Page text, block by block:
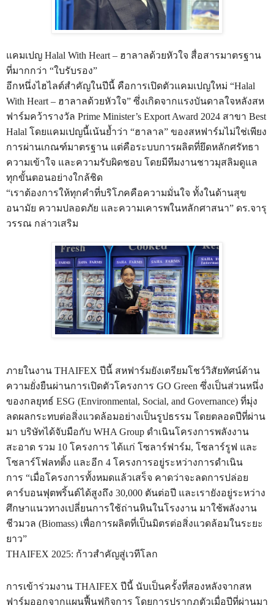
แคมเปญ Halal With Heart – ฮาลาลด้วยหัวใจ สื่อสารมาตรฐาน
ที่มากกว่า “ใบรับรอง”
อีกหนึ่งไฮไลต์สำคัญในปีนี้ คือการเปิดตัวแคมเปญใหม่ “Halal
With Heart – ฮาลาลด้วยหัวใจ” ซึ่งเกิดจากแรงบันดาลใจหลังสห
ฟาร์มคว้ารางวัล Prime Minister’s Export Award 2024 สาขา Best
Halal โดยแคมเปญนี้เน้นย้ำว่า “ฮาลาล” ของสหฟาร์มไม่ใช่เพียง
การผ่านเกณฑ์มาตรฐาน แต่คือระบบการผลิตที่ยึดหลักศรัทธา
ความเข้าใจ และความรับผิดชอบ โดยมีทีมงานชาวมุสลิมดูแล
ทุกขั้นตอนอย่างใกล้ชิด
“เราต้องการให้ทุกคำที่บริโภคคือความมั่นใจ ทั้งในด้านสุข
อนามัย ความปลอดภัย และความเคารพในหลักศาสนา” ดร.จารุ
วรรณ กล่าวเสริม
ภายในงาน THAIFEX ปีนี้ สหฟาร์มยังเตรียมโชว์วิสัยทัศน์ด้าน
ความยั่งยืนผ่านการเปิดตัวโครงการ GO Green ซึ่งเป็นส่วนหนึ่ง
ของกลยุทธ์ ESG (Environmental, Social, and Governance) ที่มุ่ง
ลดผลกระทบต่อสิ่งแวดล้อมอย่างเป็นรูปธรรม โดยตลอดปีที่ผ่าน
มา บริษัทได้จับมือกับ WHA Group ดำเนินโครงการพลังงาน
สะอาด รวม 10 โครงการ ได้แก่ โซลาร์ฟาร์ม, โซลาร์รูฟ และ
โซลาร์โฟลทติ้ง และอีก 4 โครงการอยู่ระหว่างการดำเนิน
การ “เมื่อโครงการทั้งหมดแล้วเสร็จ คาดว่าจะลดการปล่อย
คาร์บอนฟุตพริ้นต์ได้สูงถึง 30,000 ตันต่อปี และเรายังอยู่ระหว่าง
ศึกษาแนวทางเปลี่ยนการใช้ถ่านหินในโรงงาน มาใช้พลังงาน
ชีวมวล (Biomass) เพื่อการผลิตที่เป็นมิตรต่อสิ่งแวดล้อมในระยะ
ยาว”
THAIFEX 2025: ก้าวสำคัญสู่เวทีโลก
การเข้าร่วมงาน THAIFEX ปีนี้ นับเป็นครั้งที่สองหลังจากสห
ฟาร์มออกจากแผนฟื้นฟูกิจการ โดยการปรากฏตัวเมื่อปีที่ผ่านมา